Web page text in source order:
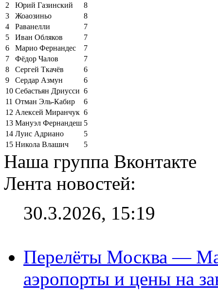
2
Юрий Газинский
8
3
Жоаозиньо
8
4
Раванелли
7
5
Иван Обляков
7
6
Марио Фернандес
7
7
Фёдор Чалов
7
8
Сергей Ткачёв
6
9
Сердар Азмун
6
10 Себастьян Дриусси 6
11 Отман Эль-Кабир
6
12 Алексей Миранчук 6
13 Мануэл Фернандеш 5
14 Луис Адриано
5
15 Никола Влашич 5
Наша группа Вконтакте
Лента новостей:
30.3.2026, 15:19
Перелёты Москва —
аэропорты и цены на